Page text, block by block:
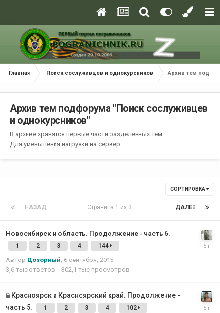
Главная Поиск сослуживцев и однокурсников Архив тем
Архив тем подфорума "Поиск сослуживцев
и однокурсников"
В архиве хранятся первые части разделенных тем.
Для уменьшения нагрузки на сервер.
СОРТИРОВКА
НАЗАД ДАЛЕЕ
Страница 1 из 3
Новосибирск и область. Продолжение - часть 6.
1 2 3 4 144
Автор Дозорный 6 сентября, 2015
3,6 тыс ответов 302,1 тыс просмотров
Красноярск и Красноярский край. Продолжение -
часть 5.
1 2 3 4 102